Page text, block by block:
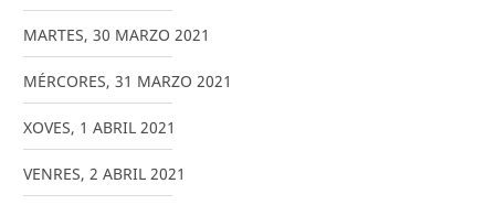
MARTES, 30 MARZO 2021
MÉRCORES, 31 MARZO 2021
XOVES, 1 ABRIL 2021
VENRES, 2 ABRIL 2021